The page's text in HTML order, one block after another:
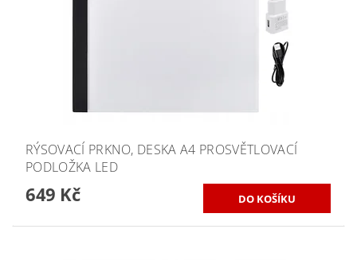
RÝSOVACÍ PRKNO, DESKA A4 PROSVĚTLOVACÍ
PODLOŽKA LED
649 Kč